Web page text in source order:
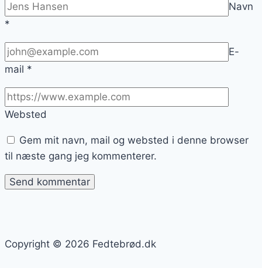
Navn
*
E-
mail *
Websted
Gem mit navn, mail og websted i denne browser
til næste gang jeg kommenterer.
Copyright © 2026 Fedtebrød.dk